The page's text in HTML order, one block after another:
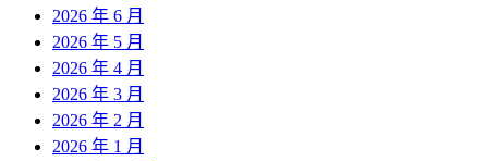
2026 年 6 月
2026 年 5 月
2026 年 4 月
2026 年 3 月
2026 年 2 月
2026 年 1 月